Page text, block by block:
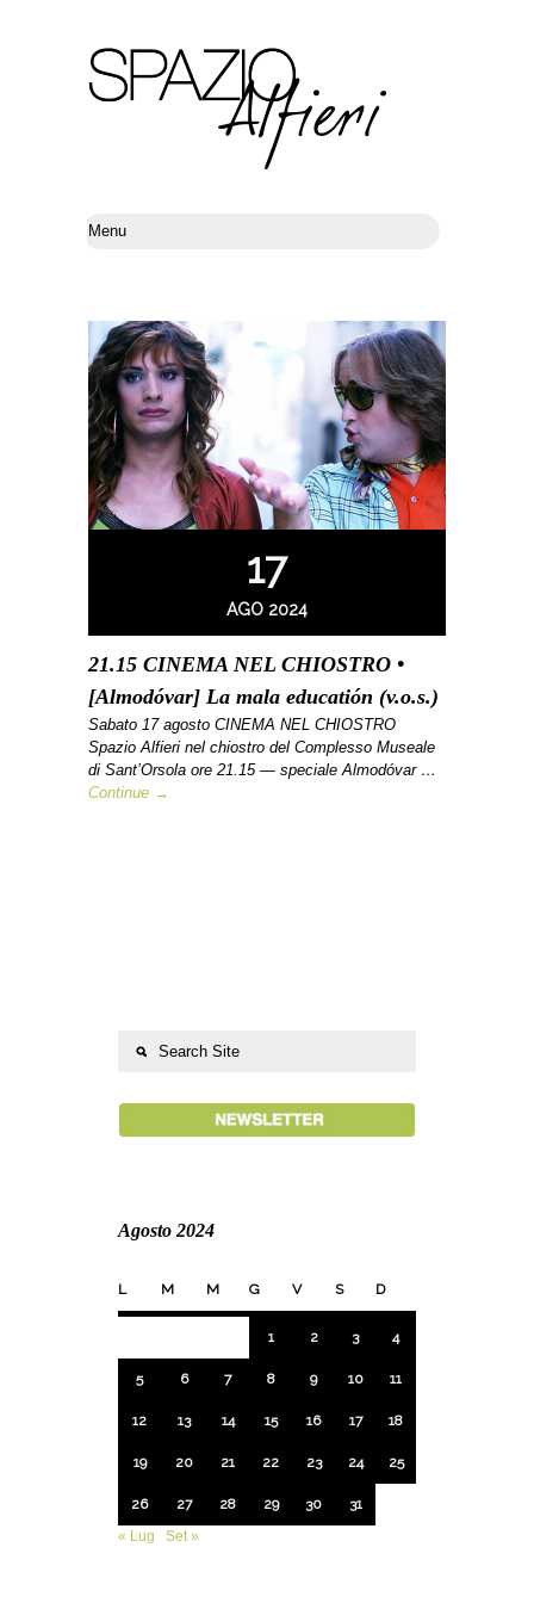
17
AGO 2024
21.15 CINEMA NEL CHIOSTRO •
[Almodóvar] La mala educatión (v.o.s.)
Sabato 17 agosto CINEMA NEL CHIOSTRO
Spazio Alfieri nel chiostro del Complesso Museale
di Sant’Orsola ore 21.15 — speciale Almodóvar …
Continue →
Agosto 2024
L M M G V S D
1 2 3 4
5 6 7 8 9 10 11
12 13 14 15 16 17 18
19 20 21 22 23 24 25
26 27 28 29 30
31
« Lug
Set »